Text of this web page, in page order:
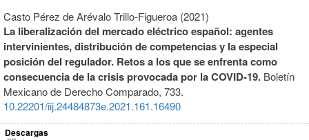
Casto Pérez de Arévalo Trillo-Figueroa (2021)
La liberalización del mercado eléctrico español: agentes
intervinientes, distribución de competencias y la especial
posición del regulador. Retos a los que se enfrenta como
consecuencia de la crisis provocada por la COVID-19. Boletín
Mexicano de Derecho Comparado, 733.
10.22201/iij.24484873e.2021.161.16490
Descargas